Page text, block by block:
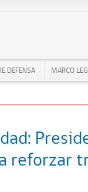
DEFENSA MARCO
reforzar